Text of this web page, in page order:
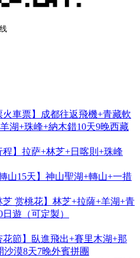
火車票】成都往返飛機+青藏軟
湖+珠峰+納木錯10天9晚西藏
程】拉萨+林芝+日喀則+珠峰
山15天】神山聖湖+轉山+一措
芝 赏桃花】林芝+拉薩+羊湖+青
遊（可定製）
花節】臥進飛出+賽里木湖+那
漠8天7晚外賓拼團